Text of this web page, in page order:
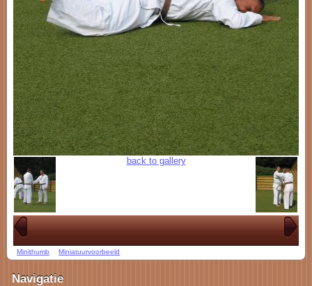
back to gallery
Minithumb Miniatuurvoorbeeld
Navigatie